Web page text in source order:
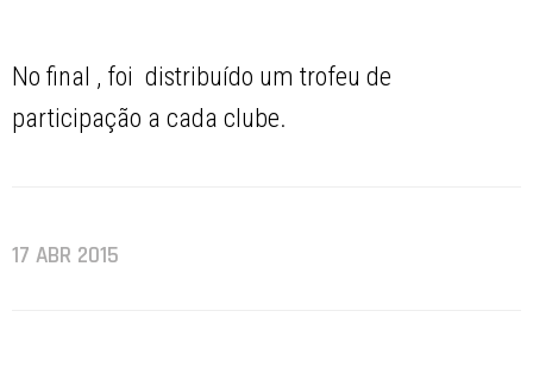
No final , foi distribuído um trofeu de
participação a cada clube.
17 ABR 2015